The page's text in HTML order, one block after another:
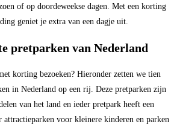
of op doordeweekse dagen. Met een korting
geniet je extra van een dagje uit.
pretparken van Nederland
korting bezoeken? Hieronder zetten we tien
in Nederland op een rij. Deze pretparken zijn
van het land en ieder pretpark heeft een
voor kleinere kinderen en parken